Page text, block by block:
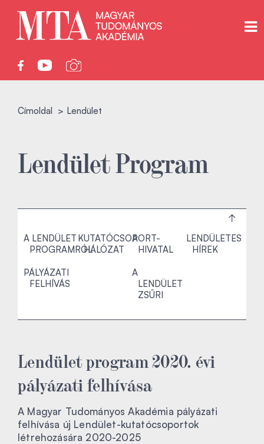
Címoldal Lendület
Lendület Program
A LENDÜLET
PROGRAMRÓL
PÁLYÁZATI
FELHÍVÁS
KUTATÓCSOPORT-
HÁLÓZAT
A
HIVATAL
A
LENDÜLET
ZSŰRI
LENDÜLETES
HÍREK
Lendület program 2020. évi
pályázati felhívása
A Magyar Tudományos Akadémia pályázati
felhívása új Lendület-kutatócsoportok
létrehozására 2020-2025